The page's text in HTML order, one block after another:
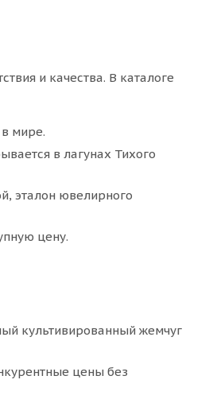
и качества. В каталоге
мире.
в лагунах Тихого
эталон ювелирного
цену.
культивированный жемчуг
цены без